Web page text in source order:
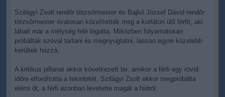
Szilágyi Zsolt rendőr törzsőrmester és Bajkó József Dávid rendőr
törzsőrmester óvatosan közelítették meg a korláton ülő férfit, aki
lábait már a mélység felé lógatta. Miközben folyamatosan
próbálták szóval tartani és megnyugtatni, lassan egyre közelebb
kerültek hozzá.
A kritikus pillanat akkor következett be, amikor a férfi egy rövid
időre elfordította a tekintetét. Szilágyi Zsolt ekkor megpróbálta
elérni őt, a férfi azonban levetette magát a hídról.